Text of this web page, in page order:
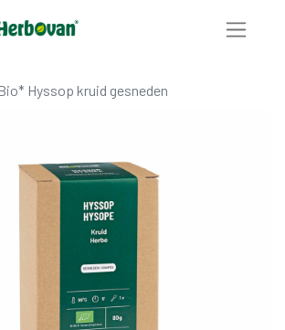
Bio* Hyssop kruid gesneden